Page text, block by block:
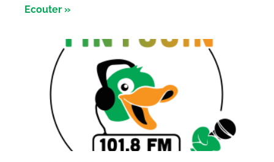
Ecouter »